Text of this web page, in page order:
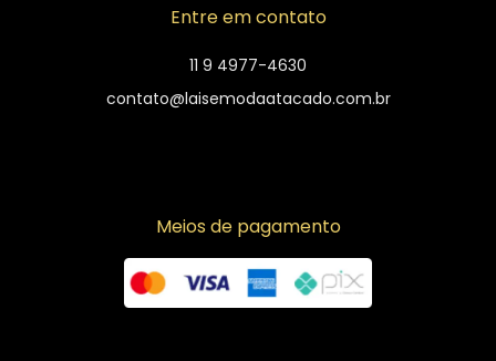
Entre em contato
11 9 4977-4630
contato@laisemodaatacado.com.br
Meios de pagamento